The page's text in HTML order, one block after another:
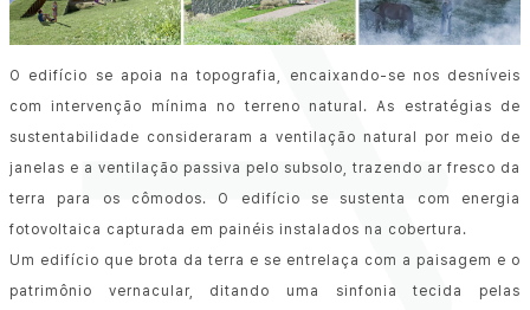
O edifício se apoia na topografia, encaixando-se nos desníveis
com intervenção mínima no terreno natural. As estratégias de
sustentabilidade consideraram a ventilação natural por meio de
janelas e a ventilação passiva pelo subsolo, trazendo ar fresco da
terra para os cômodos. O edifício se sustenta com energia
fotovoltaica capturada em painéis instalados na cobertura.
Um edifício que brota da terra e se entrelaça com a paisagem e o
patrimônio vernacular, ditando uma sinfonia tecida pelas